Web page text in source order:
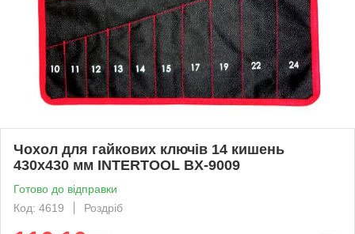
Чохол для гайкових ключів 14 кишень
430x430 мм INTERTOOL BX-9009
Готово до відправки
Код: 4619
Роздріб